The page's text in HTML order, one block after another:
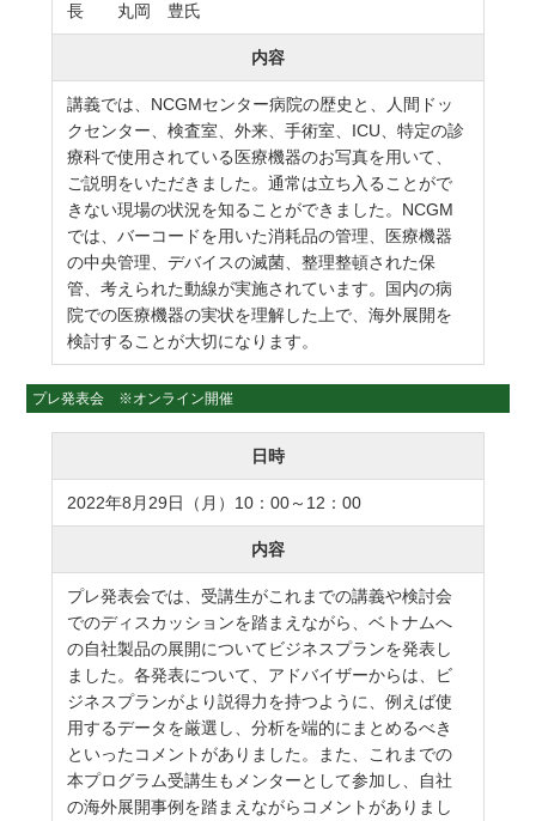
長 丸岡 豊氏
内容
講義では、NCGMセンター病院の歴史と、人間ドッ
クセンター、検査室、外来、手術室、ICU、特定の診
療科で使用されている医療機器のお写真を用いて、
ご説明をいただきました。通常は立ち入ることがで
きない現場の状況を知ることができました。NCGM
では、バーコードを用いた消耗品の管理、医療機器
の中央管理、デバイスの滅菌、整理整頓された保
管、考えられた動線が実施されています。国内の病
院での医療機器の実状を理解した上で、海外展開を
検討することが大切になります。
プレ発表会 ※オンライン開催
日時
2022年8月29日（月）10：00～12：00
内容
プレ発表会では、受講生がこれまでの講義や検討会
でのディスカッションを踏まえながら、ベトナムへ
の自社製品の展開についてビジネスプランを発表し
ました。各発表について、アドバイザーからは、ビ
ジネスプランがより説得力を持つように、例えば使
用するデータを厳選し、分析を端的にまとめるべき
といったコメントがありました。また、これまでの
本プログラム受講生もメンターとして参加し、自社
の海外展開事例を踏まえながらコメントがありまし